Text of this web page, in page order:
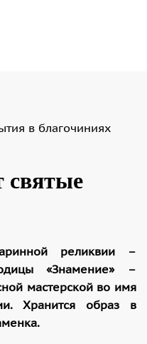
в благочиниях
святые
реликвии –
«Знамение» –
мастерской во имя
Хранится образ в